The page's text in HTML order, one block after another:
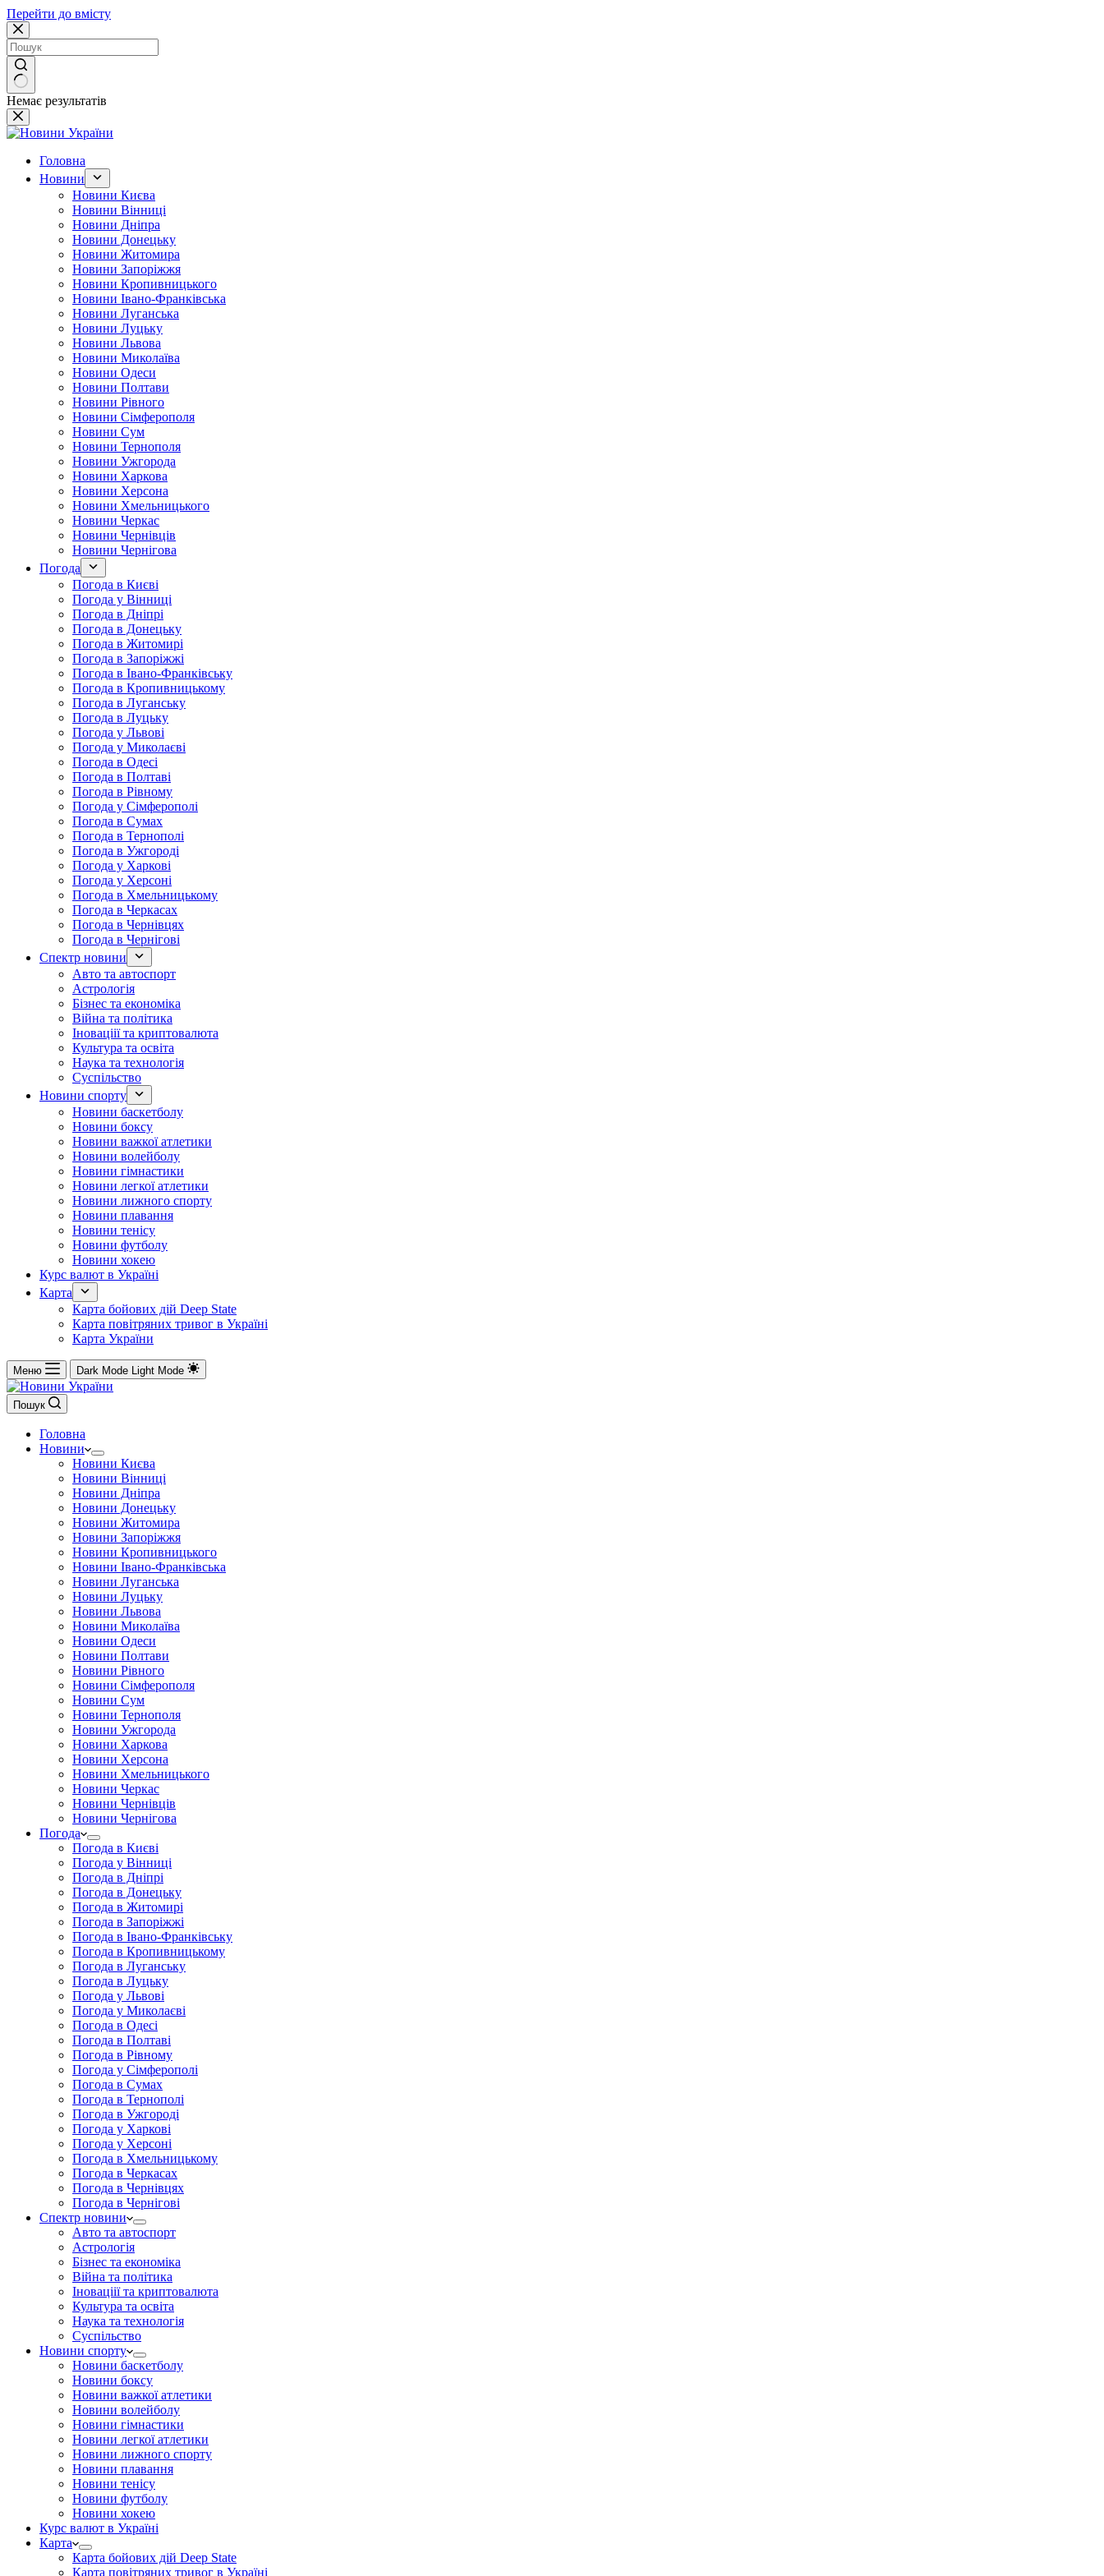
Перейти до вмісту
Немає результатів
Головна
Новини
Новини Києва
Новини Вінниці
Новини Дніпра
Новини Донецьку
Новини Житомира
Новини Запоріжжя
Новини Кропивницького
Новини Івано-Франківська
Новини Луганська
Новини Луцьку
Новини Львова
Новини Миколаїва
Новини Одеси
Новини Полтави
Новини Рівного
Новини Сімферополя
Новини Сум
Новини Тернополя
Новини Ужгорода
Новини Харкова
Новини Херсона
Новини Хмельницького
Новини Черкас
Новини Чернівців
Новини Чернігова
Погода
Погода в Києві
Погода у Вінниці
Погода в Дніпрі
Погода в Донецьку
Погода в Житомирі
Погода в Запоріжжі
Погода в Івано-Франківську
Погода в Кропивницькому
Погода в Луганську
Погода в Луцьку
Погода у Львові
Погода у Миколаєві
Погода в Одесі
Погода в Полтаві
Погода в Рівному
Погода у Сімферополі
Погода в Сумах
Погода в Тернополі
Погода в Ужгороді
Погода у Харкові
Погода у Херсоні
Погода в Хмельницькому
Погода в Черкасах
Погода в Чернівцях
Погода в Чернігові
Спектр новини
Авто та автоспорт
Астрологія
Бізнес та економіка
Війна та політика
Іноваціії та криптовалюта
Культура та освіта
Наука та технологія
Суспільство
Новини спорту
Новини баскетболу
Новини боксу
Новини важкої атлетики
Новини волейболу
Новини гімнастики
Новини легкої атлетики
Новини лижного спорту
Новини плавання
Новини тенісу
Новини футболу
Новини хокею
Курс валют в Україні
Карта
Карта бойових дій Deep State
Карта повітряних тривог в Україні
Карта України
Меню Dark Mode Light Mode
Пошук
Головна
Новини
Новини Києва
Новини Вінниці
Новини Дніпра
Новини Донецьку
Новини Житомира
Новини Запоріжжя
Новини Кропивницького
Новини Івано-Франківська
Новини Луганська
Новини Луцьку
Новини Львова
Новини Миколаїва
Новини Одеси
Новини Полтави
Новини Рівного
Новини Сімферополя
Новини Сум
Новини Тернополя
Новини Ужгорода
Новини Харкова
Новини Херсона
Новини Хмельницького
Новини Черкас
Новини Чернівців
Новини Чернігова
Погода
Погода в Києві
Погода у Вінниці
Погода в Дніпрі
Погода в Донецьку
Погода в Житомирі
Погода в Запоріжжі
Погода в Івано-Франківську
Погода в Кропивницькому
Погода в Луганську
Погода в Луцьку
Погода у Львові
Погода у Миколаєві
Погода в Одесі
Погода в Полтаві
Погода в Рівному
Погода у Сімферополі
Погода в Сумах
Погода в Тернополі
Погода в Ужгороді
Погода у Харкові
Погода у Херсоні
Погода в Хмельницькому
Погода в Черкасах
Погода в Чернівцях
Погода в Чернігові
Спектр новини
Авто та автоспорт
Астрологія
Бізнес та економіка
Війна та політика
Іноваціії та криптовалюта
Культура та освіта
Наука та технологія
Суспільство
Новини спорту
Новини баскетболу
Новини боксу
Новини важкої атлетики
Новини волейболу
Новини гімнастики
Новини легкої атлетики
Новини лижного спорту
Новини плавання
Новини тенісу
Новини футболу
Новини хокею
Курс валют в Україні
Карта
Карта бойових дій Deep State
Карта повітряних тривог в Україні